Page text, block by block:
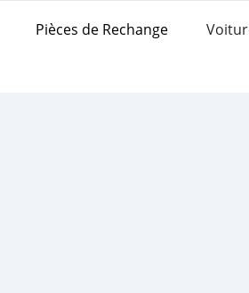
Pièces de Rechange